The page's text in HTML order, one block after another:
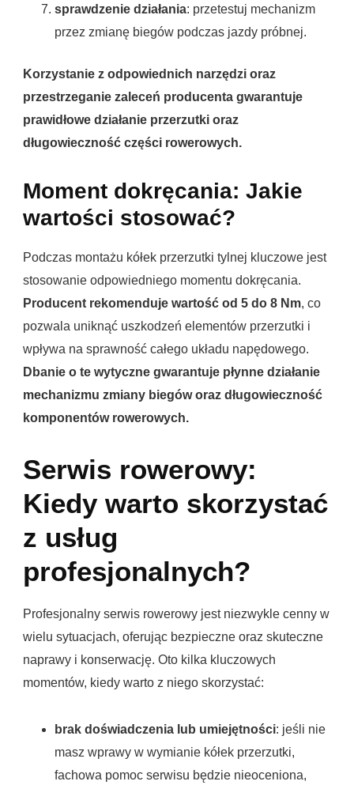
sprawdzenie działania: przetestuj mechanizm
przez zmianę biegów podczas jazdy próbnej.
Korzystanie z odpowiednich narzędzi oraz
przestrzeganie zaleceń producenta gwarantuje
prawidłowe działanie przerzutki oraz
długowieczność części rowerowych.
Moment dokręcania: Jakie
wartości stosować?
Podczas montażu kółek przerzutki tylnej kluczowe jest
stosowanie odpowiedniego momentu dokręcania.
Producent rekomenduje wartość od 5 do 8 Nm, co
pozwala uniknąć uszkodzeń elementów przerzutki i
wpływa na sprawność całego układu napędowego.
Dbanie o te wytyczne gwarantuje płynne działanie
mechanizmu zmiany biegów oraz długowieczność
komponentów rowerowych.
Serwis rowerowy:
Kiedy warto skorzystać
z usług
profesjonalnych?
Profesjonalny serwis rowerowy jest niezwykle cenny w
wielu sytuacjach, oferując bezpieczne oraz skuteczne
naprawy i konserwację. Oto kilka kluczowych
momentów, kiedy warto z niego skorzystać:
brak doświadczenia lub umiejętności: jeśli nie
masz wprawy w wymianie kółek przerzutki,
fachowa pomoc serwisu będzie nieoceniona,